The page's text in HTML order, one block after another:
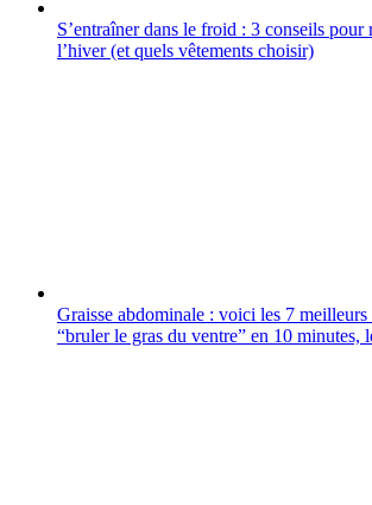
S’entraîner dans le froid : 3 conseils pour
l’hiver (et quels vêtements choisir)
Graisse abdominale : voici les 7 meilleurs
“bruler le gras du ventre” en 10 minutes,